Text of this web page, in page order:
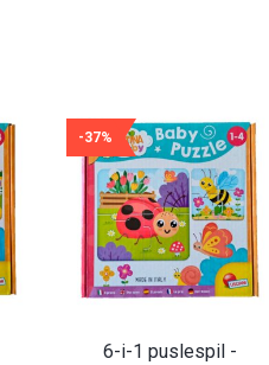
-37%
6-i-1 puslespil -